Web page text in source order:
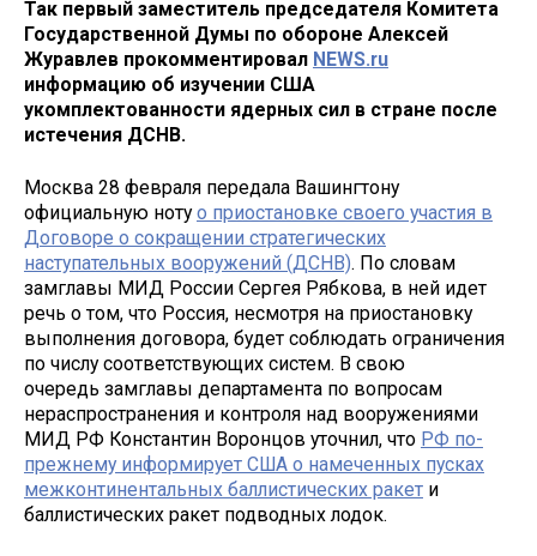
Так первый заместитель председателя Комитета
Государственной Думы по обороне Алексей
Журавлев прокомментировал NEWS.ru
информацию об изучении США
укомплектованности ядерных сил в стране после
истечения ДСНВ.
Москва 28 февраля передала Вашингтону
официальную нотуо приостановке своего участия в
Договоре о сокращении стратегических
наступательных вооружений (ДСНВ). По словам
замглавы МИД России Сергея Рябкова, в ней идет
речь о том, что Россия, несмотря на приостановку
выполнения договора, будет соблюдать ограничения
по числу соответствующих систем. В свою
очередь замглавы департамента по вопросам
нераспространения и контроля над вооружениями
МИД РФ Константин Воронцов уточнил, что РФ по-
прежнему информирует США о намеченных пусках
межконтинентальных баллистических ракет и
баллистических ракет подводных лодок.​